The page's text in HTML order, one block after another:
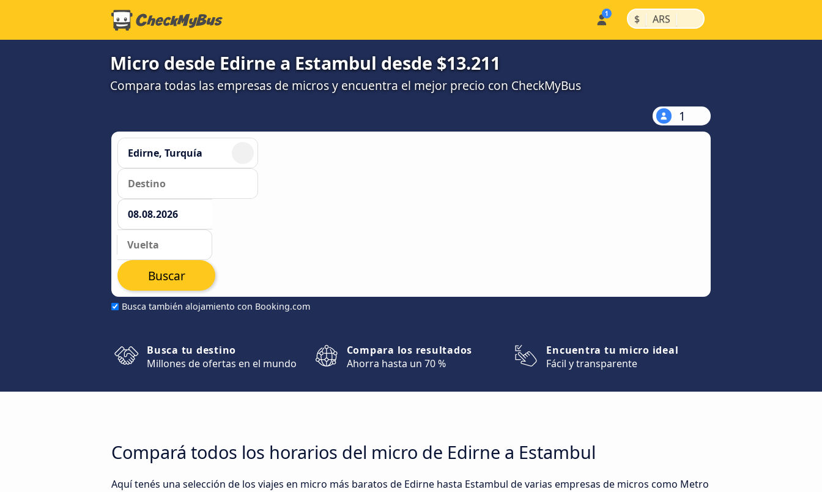
$ | ARS |
Micro desde Edirne a Estambul desde $13.211
Compara todas las empresas de micros y encuentra el mejor precio con CheckMyBus
1
Busca también alojamiento con Booking.com
Buscar
Busca tu destino
Millones de ofertas en el mundo
Compara los resultados
Ahorra hasta un 70 %
Encuentra tu micro ideal
Fácil y transparente
Compará todos los horarios del micro de Edirne a Estambul
Aquí tenés una selección de los viajes en micro más baratos de Edirne hasta Estambul de varias empresas de micros como Metro